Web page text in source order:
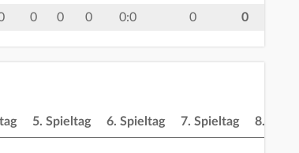
0 0 0 0:0 0 0
5. Spieltag 6. Spieltag 7. Spieltag 8.